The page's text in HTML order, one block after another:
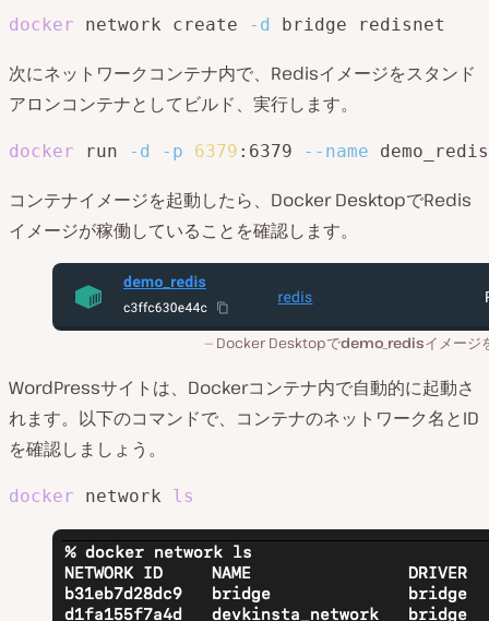
docker network create -d bridge redisnet
次にネットワークコンテナ内で、Redisイメージをスタンド
アロンコンテナとしてビルド、実行します。
docker run -d -p 6379 :6379 --name
コンテナイメージを起動したら、Docker DesktopでRedis
イメージが稼働していることを確認します。
Docker Desktopでdemo_redisイメージ
WordPressサイトは、Dockerコンテナ内で自動的に起動さ
れます。以下のコマンドで、コンテナのネットワーク名とID
を確認しましょう。
docker network ls